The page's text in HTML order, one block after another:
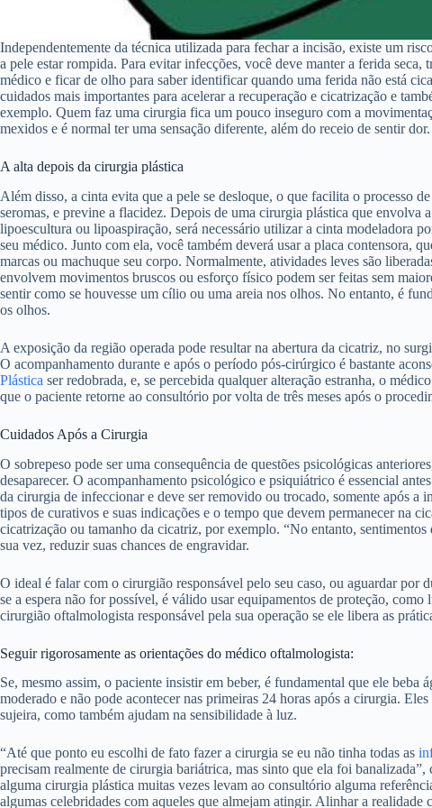
Independentemente da técnica utilizada para fechar a incisão, existe um
a pele estar rompida. Para evitar infecções, você deve manter a ferida
médico e ficar de olho para saber identificar quando uma ferida não está
cuidados mais importantes para acelerar a recuperação e cicatrização e
exemplo. Quem faz uma cirurgia fica um pouco inseguro com a
mexidos e é normal ter uma sensação diferente, além do receio de sentir dor.
A alta depois da cirurgia plástica
Além disso, a cinta evita que a pele se desloque, o que facilita o processo
seromas, e previne a flacidez. Depois de uma cirurgia plástica que envolva
lipoescultura ou lipoaspiração, será necessário utilizar a cinta modeladora
seu médico. Junto com ela, você também deverá usar a placa contensora,
marcas ou machuque seu corpo. Normalmente, atividades leves são
envolvem movimentos bruscos ou esforço físico podem ser feitas sem
sentir como se houvesse um cílio ou uma areia nos olhos. No entanto, é
os olhos.
A exposição da região operada pode resultar na abertura da cicatriz, no
O acompanhamento durante e após o período pós-cirúrgico é bastante
Plástica ser redobrada, e, se percebida qualquer alteração estranha, o
que o paciente retorne ao consultório por volta de três meses após o
Cuidados Após a Cirurgia
O sobrepeso pode ser uma consequência de questões psicológicas
desaparecer. O acompanhamento psicológico e psiquiátrico é essencial
da cirurgia de infeccionar e deve ser removido ou trocado, somente após
tipos de curativos e suas indicações e o tempo que devem permanecer na
cicatrização ou tamanho da cicatriz, por exemplo. “No entanto,
sua vez, reduzir suas chances de engravidar.
O ideal é falar com o cirurgião responsável pelo seu caso, ou aguardar por
se a espera não for possível, é válido usar equipamentos de proteção,
cirurgião oftalmologista responsável pela sua operação se ele libera as
Seguir rigorosamente as orientações do médico oftalmologista:
Se, mesmo assim, o paciente insistir em beber, é fundamental que ele beba
moderado e não pode acontecer nas primeiras 24 horas após a cirurgia.
sujeira, como também ajudam na sensibilidade à luz.
“Até que ponto eu escolhi de fato fazer a cirurgia se eu não tinha todas as
precisam realmente de cirurgia bariátrica, mas sinto que ela foi
alguma cirurgia plástica muitas vezes levam ao consultório alguma
algumas celebridades com aqueles que almejam atingir. Alinhar a